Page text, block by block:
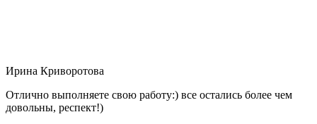
Ирина Криворотова
Отлично выполняете свою работу:) все остались более чем
довольны, респект!)